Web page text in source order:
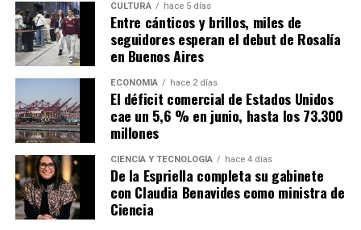
CULTURA hace 5 días
Entre cánticos y brillos, miles de
seguidores esperan el debut de Rosalía
en Buenos Aires
ECONOMÍA hace 2 días
El déficit comercial de Estados Unidos
cae un 5,6 % en junio, hasta los 73.300
millones
CIENCIA Y TECNOLOGÍA hace 4 días
De la Espriella completa su gabinete
con Claudia Benavides como ministra de
Ciencia